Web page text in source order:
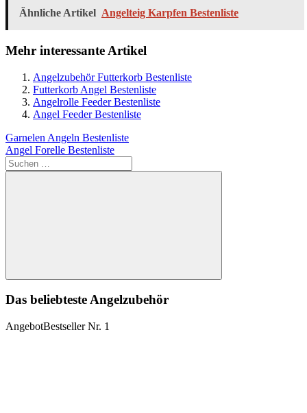
Ähnliche Artikel Angelteig Karpfen Bestenliste
Mehr interessante Artikel
Angelzubehör Futterkorb Bestenliste
Futterkorb Angel Bestenliste
Angelrolle Feeder Bestenliste
Angel Feeder Bestenliste
Beitragsnavigation
Vorheriger
Beitrag:
Garnelen Angeln Bestenliste
Nächster
Beitrag:
Angel Forelle Bestenliste
Suchen
nach:
Suchen
Das beliebteste Angelzubehör
AngebotBestseller Nr. 1